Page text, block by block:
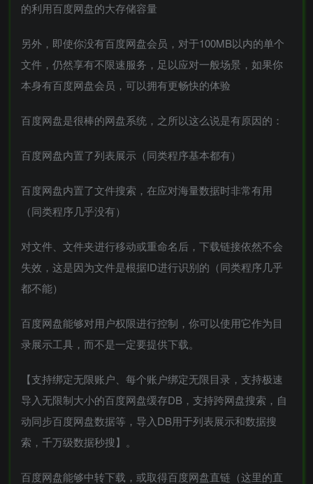
的利用百度网盘的大存储容量
另外，即使你没有百度网盘会员，对于100MB以内的单个
文件，仍然享有不限速服务，足以应对一般场景，如果你
本身有百度网盘会员，可以拥有更畅快的体验
百度网盘是很棒的网盘系统，之所以这么说是有原因的：
百度网盘内置了列表展示（同类程序基本都有）
百度网盘内置了文件搜索，在应对海量数据时非常有用
（同类程序几乎没有）
对文件、文件夹进行移动或重命名后，下载链接依然不会
失效，这是因为文件是根据ID进行识别的（同类程序几乎
都不能）
百度网盘能够对用户权限进行控制，你可以使用它作为目
录展示工具，而不是一定要提供下载。
【支持绑定无限账户、每个账户绑定无限目录，支持极速
导入无限制大小的百度网盘缓存DB，支持跨网盘搜索，自
动同步百度网盘数据等，导入DB用于列表展示和数据搜
索，千万级数据秒搜】。
百度网盘能够中转下载，或取得百度网盘直链（这里的直